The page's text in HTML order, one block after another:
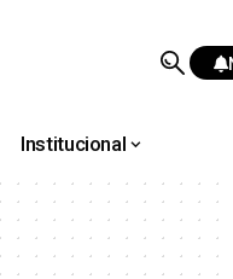
Institucional